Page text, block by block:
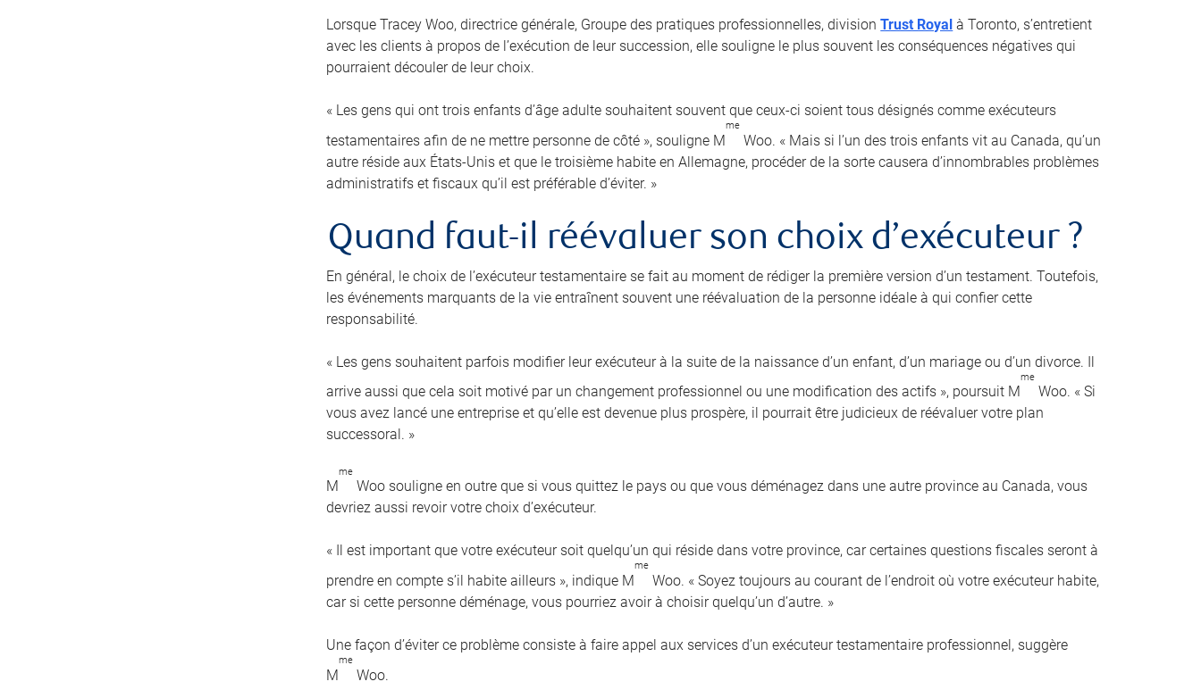
Lorsque Tracey Woo, directrice générale, Groupe des pratiques professionnelles, divisionTrust Royal à Toronto, s’entretient
avec les clients à propos de l’exécution de leur succession, elle souligne le plus souvent les conséquences négatives qui
pourraient découler de leur choix.
« Les gens qui ont trois enfants d’âge adulte souhaitent souvent que ceux-ci soient tous désignés comme exécuteurs
testamentaires afin de ne mettre personne de côté », souligne M
me
Woo. « Mais si l’un des trois enfants vit au Canada, qu’un
autre réside aux États-Unis et que le troisième habite en Allemagne, procéder de la sorte causera d’innombrables problèmes
administratifs et fiscaux qu’il est préférable d’éviter. »
Quand faut-il réévaluer son choix d’exécuteur ?
En général, le choix de l’exécuteur testamentaire se fait au moment de rédiger la première version d’un testament. Toutefois,
les événements marquants de la vie entraînent souvent une réévaluation de la personne idéale à qui confier cette
responsabilité.
« Les gens souhaitent parfois modifier leur exécuteur à la suite de la naissance d’un enfant, d’un mariage ou d’un divorce. Il
arrive aussi que cela soit motivé par un changement professionnel ou une modification des actifs », poursuit M
me
Woo. « Si
vous avez lancé une entreprise et qu’elle est devenue plus prospère, il pourrait être judicieux de réévaluer votre plan
successoral. »
M
me
Woo souligne en outre que si vous quittez le pays ou que vous déménagez dans une autre province au Canada, vous
devriez aussi revoir votre choix d’exécuteur.
« Il est important que votre exécuteur soit quelqu’un qui réside dans votre province, car certaines questions fiscales seront à
prendre en compte s’il habite ailleurs », indique M
me
Woo. « Soyez toujours au courant de l’endroit où votre exécuteur habite,
car si cette personne déménage, vous pourriez avoir à choisir quelqu’un d’autre. »
Une façon d’éviter ce problème consiste à faire appel aux services d’un exécuteur testamentaire professionnel, suggère
M
me
Woo.